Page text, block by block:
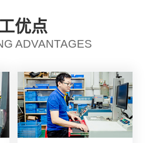
优点
ADVANTAGES